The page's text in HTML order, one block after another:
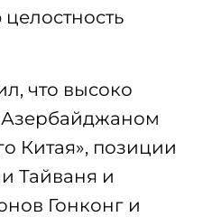
что высоко
Китая», позиции
Тайваня и
Гонконг и